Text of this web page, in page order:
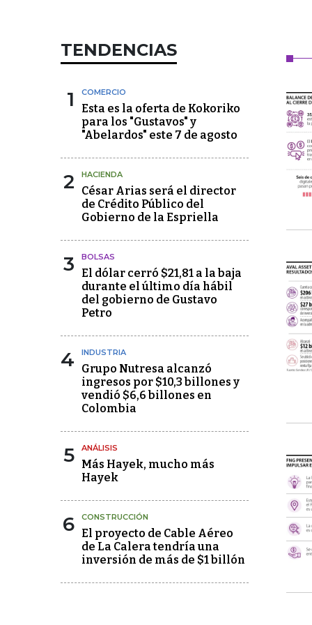
TENDENCIAS
1 COMERCIO
Esta es la oferta de Kokoriko
para los "Gustavos" y
"Abelardos" este 7 de agosto
2 HACIENDA
César Arias será el director
de Crédito Público del
Gobierno de la Espriella
3 BOLSAS
El dólar cerró $21,81 a la baja
durante el último día hábil
del gobierno de Gustavo
Petro
4 INDUSTRIA
Grupo Nutresa alcanzó
ingresos por $10,3 billones y
vendió $6,6 billones en
Colombia
5 ANÁLISIS
Más Hayek, mucho más
Hayek
6 CONSTRUCCIÓN
El proyecto de Cable Aéreo
de La Calera tendría una
inversión de más de $1 billón